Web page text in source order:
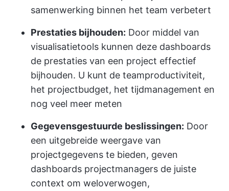
samenwerking binnen het team verbetert
Prestaties bijhouden: Door middel van
visualisatietools kunnen deze dashboards
de prestaties van een project effectief
bijhouden. U kunt de teamproductiviteit,
het projectbudget, het tijdmanagement en
nog veel meer meten
Gegevensgestuurde beslissingen: Door
een uitgebreide weergave van
projectgegevens te bieden, geven
dashboards projectmanagers de juiste
context om weloverwogen,